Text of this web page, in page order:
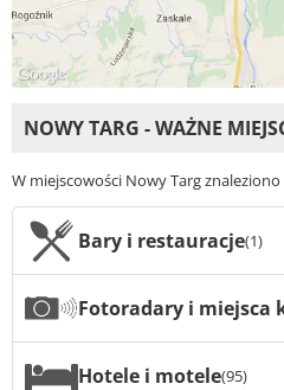
NOWY TARG - WAŻNE
W miejscowości Nowy Targ
Bary i restauracje(1)
Fotoradary i miejsca
Hotele i motele(95)